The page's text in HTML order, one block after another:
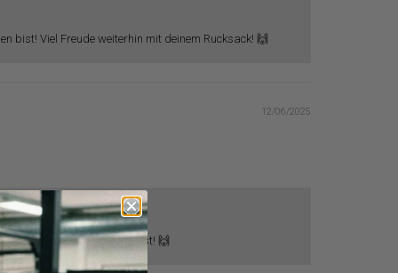
bist! Viel Freude weiterhin mit deinem Rucksack! 🙌
12/06/2025
Sitz am Rücken so gut findest! 🙌